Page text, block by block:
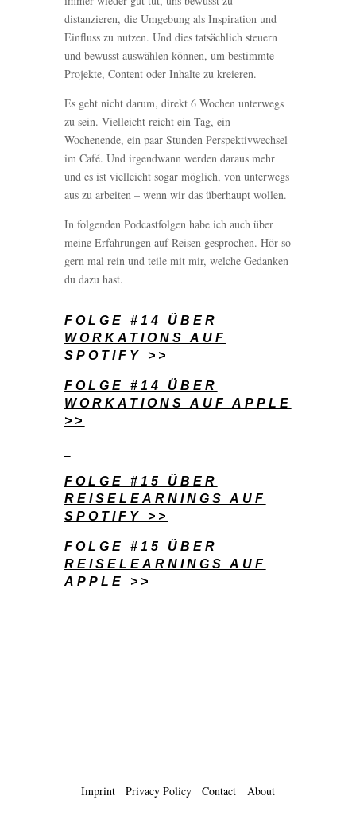
distanzieren, die Umgebung als Inspiration und
Einfluss zu nutzen. Und dies tatsächlich steuern
und bewusst auswählen können, um bestimmte
Projekte, Content oder Inhalte zu kreieren.
Es geht nicht darum, direkt 6 Wochen unterwegs
zu sein. Vielleicht reicht ein Tag, ein
Wochenende, ein paar Stunden Perspektivwechsel
im Café. Und irgendwann werden daraus mehr
und es ist vielleicht sogar möglich, von unterwegs
aus zu arbeiten – wenn wir das überhaupt wollen.
In folgenden Podcastfolgen habe ich auch über
meine Erfahrungen auf Reisen gesprochen. Hör so
gern mal rein und teile mit mir, welche Gedanken
du dazu hast.
FOLGE #14 ÜBER
WORKATIONS AUF
SPOTIFY >>
FOLGE #14 ÜBER
WORKATIONS AUF APPLE
>>
FOLGE #15 ÜBER
REISELEARNINGS AUF
SPOTIFY >>
FOLGE #15 ÜBER
REISELEARNINGS AUF
APPLE >>
Imprint Privacy Policy Contact About